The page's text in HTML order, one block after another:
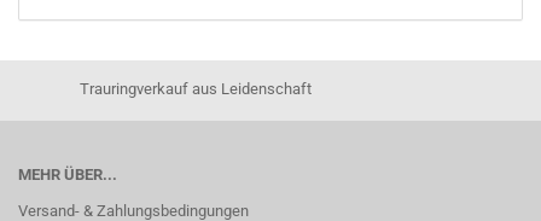
Trauringverkauf aus Leidenschaft
MEHR ÜBER...
Versand- & Zahlungsbedingungen